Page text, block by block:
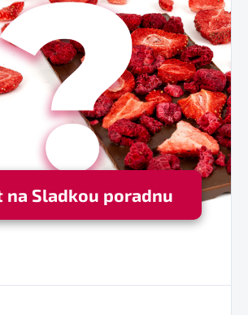
na Sladkou poradnu